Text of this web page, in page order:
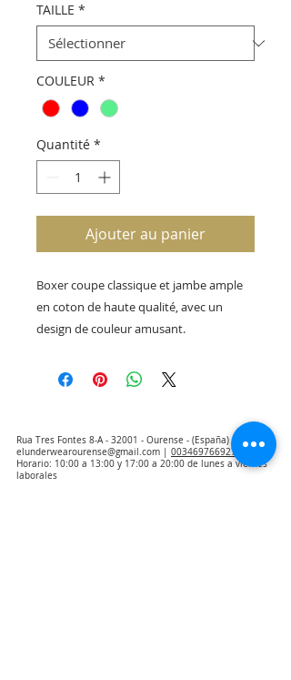
TAILLE *
COULEUR *
Quantité *
Ajouter au panier
Boxer coupe classique et jambe ample
en coton de haute qualité, avec un
design de couleur amusant.
Rua Tres Fontes 8-A - 32001 - Ourense - (España) |
elunderwearourense@gmail.com | 0034697669271
Horario: 10:00 a 13:00 y 17:00 a 20:00 de lunes a viernes
laborales